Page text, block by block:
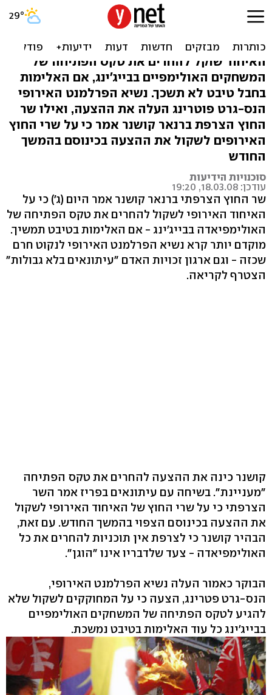
אירופה שוקלת להחרים את
פתיחת האולימפיאדה
האיחוד שוקל להחרים את טקס הפתיחה של
המשחקים האולימפיים בבייג'ינג, אם האלימות
בחבל טיבט לא תשכך. נשיא הפרלמנט האירופי
הנס-גרט פוטרינג העלה את ההצעה, ואילו שר
החוץ הצרפת ברנאר קושנר אמר כי על שרי החוץ
האירופים לשקול את ההצעה בכינוסם בהמשך
החודש
סוכנויות הידיעות
עודכן: 18.03.08, 19:20
שר החוץ הצרפתי ברנאר קושנר אמר היום (ג') כי על
האיחוד האירופי לשקול להחרים את טקס הפתיחה של
האולימפיאדה בבייג'ינג - אם האלימות בטיבט תמשיך.
מוקדם יותר קרא נשיא הפרלמנט האירופי לנקוט חרם
שכזה - וגם ארגון זכויות האדם "עיתונאים בלא גבולות"
הצטרף לקריאה.
קושנר כינה את ההצעה להחרים את טקס הפתיחה
"מעניינת". בשיחה עם עיתונאים בפריז אמר השר
הצרפתי כי על שרי החוץ של האיחוד האירופי לשקול
את ההצעה בכינוסם הצפוי בהמשך החודש. עם זאת,
הבהיר קושנר כי לצרפת אין תוכניות להחרים את כל
האולימפיאדה - צעד שלדבריו אינו "הוגן".
הבוקר כאמור העלה נשיא הפרלמנט האירופי,
הנס-גרט פטרינג, הצעה כי על המחוקקים לשקול שלא
להגיע לטקס הפתיחה של המשחקים האולימפיים
בבייג'ינג כל עוד האלימות בטיבט נמשכת.